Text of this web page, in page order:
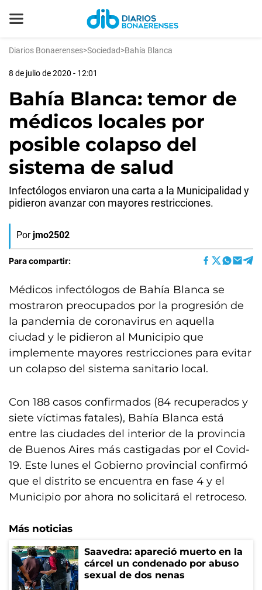
Diarios Bonaerenses>Sociedad>Bahía Blanca
8 de julio de 2020 - 12:01
Bahía Blanca: temor de
médicos locales por
posible colapso del
sistema de salud
Infectólogos enviaron una carta a la Municipalidad y
pidieron avanzar con mayores restricciones.
Por jmo2502
Para compartir:
Médicos infectólogos de Bahía Blanca se
mostraron preocupados por la progresión de
la pandemia de coronavirus en aquella
ciudad y le pidieron al Municipio que
implemente mayores restricciones para evitar
un colapso del sistema sanitario local.
Con 188 casos confirmados (84 recuperados y
siete víctimas fatales), Bahía Blanca está
entre las ciudades del interior de la provincia
de Buenos Aires más castigadas por el Covid-
19. Este lunes el Gobierno provincial confirmó
que el distrito se encuentra en fase 4 y el
Municipio por ahora no solicitará el retroceso.
Más noticias
Saavedra: apareció muerto en la
cárcel un condenado por abuso
sexual de dos nenas